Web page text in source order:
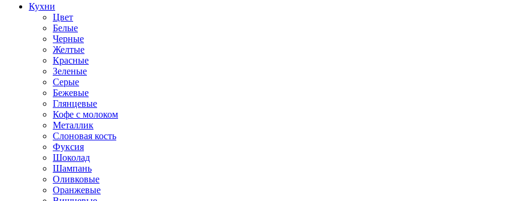
Кухни
Цвет
Белые
Черные
Желтые
Красные
Зеленые
Серые
Бежевые
Глянцевые
Кофе с молоком
Металлик
Слоновая кость
Фуксия
Шоколад
Шампань
Оливковые
Оранжевые